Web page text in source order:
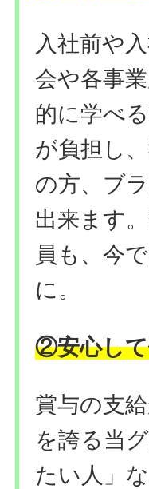
入社前や
会や各事
的に学べ
が負担し
の方、ブ
出来ます
員も、今
に。
②安心し
賞与の支
を誇る当
たい人」